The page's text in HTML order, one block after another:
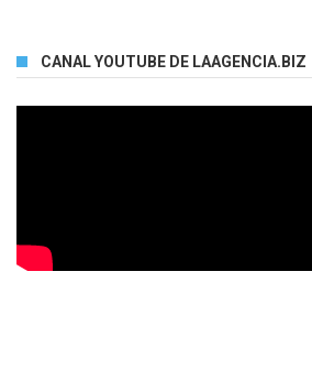
CANAL YOUTUBE DE LAAGENCIA.BIZ